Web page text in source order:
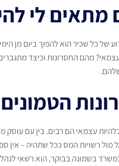
לי
של כל שכיר הוא להפוך ביום מן
מהם החסרונות וכיצד
עצמאי הם רבים. בין עם
רשויות המס ככל שתהיה – אין ספק
בשמונה בבוקר, הוא רשאי לנהל